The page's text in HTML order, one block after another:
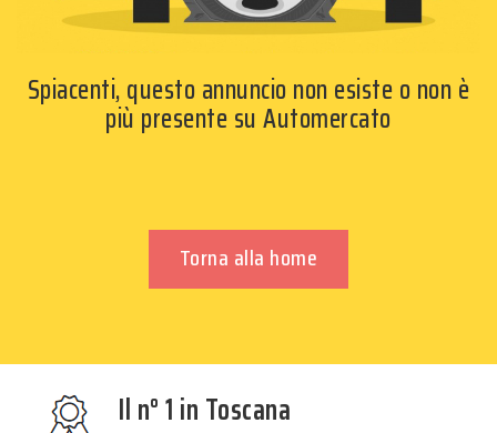
Spiacenti, questo annuncio non esiste o non è
più presente su Automercato
Torna alla home
Il n° 1 in Toscana